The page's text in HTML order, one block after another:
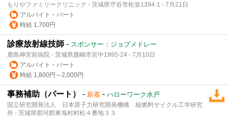
もりやファミリークリニック - 茨城県守谷市松並1394-1 - 7月21日
アルバイト・パート
時給 1,700円
診療放射線技師 - スポンサー：ジョブメドレー
鹿島神宮前病院 - 茨城県鹿嶋市宮中1995-24 - 7月10日
アルバイト・パート
時給 1,800円～2,000円
事務補助（パート） - 新着 - ハローワーク水戸
国立研究開発法人 日本原子力研究開発機構 核燃料サイクル工学研究
所 - 茨城県那珂郡東海村村松４番地３３